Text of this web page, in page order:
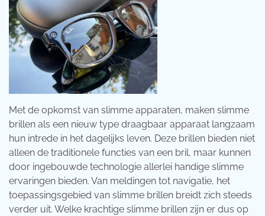
Met de opkomst van slimme apparaten, maken slimme
brillen als een nieuw type draagbaar apparaat langzaam
hun intrede in het dagelijks leven. Deze brillen bieden niet
alleen de traditionele functies van een bril, maar kunnen
door ingebouwde technologie allerlei handige slimme
ervaringen bieden. Van meldingen tot navigatie, het
toepassingsgebied van slimme brillen breidt zich steeds
verder uit. Welke krachtige slimme brillen zijn er dus op